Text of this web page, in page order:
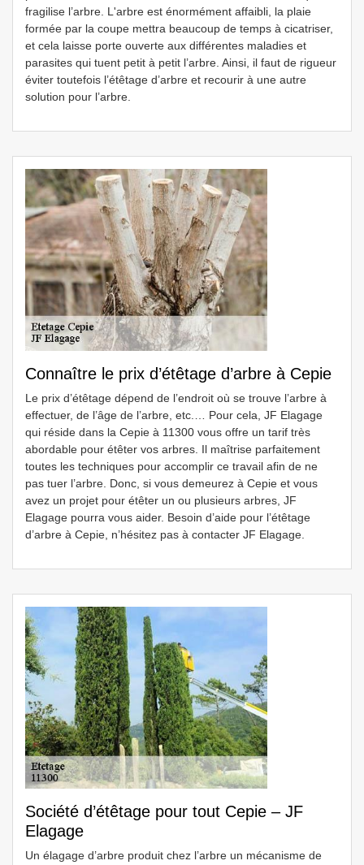
fragilise l’arbre. L'arbre est énormément affaibli, la plaie
formée par la coupe mettra beaucoup de temps à cicatriser,
et cela laisse porte ouverte aux différentes maladies et
parasites qui tuent petit à petit l’arbre. Ainsi, il faut de rigueur
éviter toutefois l’étêtage d’arbre et recourir à une autre
solution pour l’arbre.
Connaître le prix d’étêtage d’arbre à Cepie
Le prix d’étêtage dépend de l’endroit où se trouve l’arbre à
effectuer, de l’âge de l’arbre, etc.… Pour cela, JF Elagage
qui réside dans la Cepie à 11300 vous offre un tarif très
abordable pour étêter vos arbres. Il maîtrise parfaitement
toutes les techniques pour accomplir ce travail afin de ne
pas tuer l’arbre. Donc, si vous demeurez à Cepie et vous
avez un projet pour étêter un ou plusieurs arbres, JF
Elagage pourra vous aider. Besoin d’aide pour l’étêtage
d’arbre à Cepie, n’hésitez pas à contacter JF Elagage.
Société d’étêtage pour tout Cepie – JF
Elagage
Un élagage d’arbre produit chez l’arbre un mécanisme de